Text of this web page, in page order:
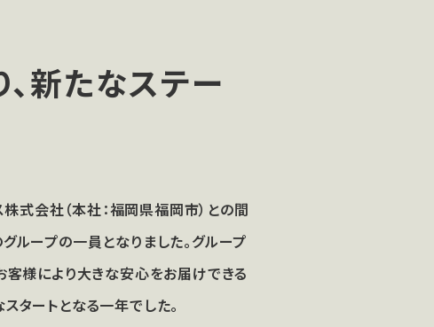
、新たなステー
式会社（本社：福岡県福岡市）との間
ループの一員となりました。グループ
客様により大きな安心をお届けできる
タートとなる一年でした。